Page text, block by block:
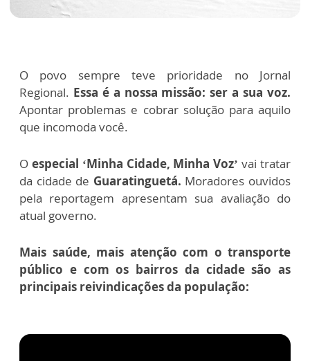
O povo sempre teve prioridade no Jornal
Regional. Essa é a nossa missão: ser a sua voz.
Apontar problemas e cobrar solução para aquilo
que incomoda você.
O especial ‘Minha Cidade, Minha Voz’vai tratar
da cidade de Guaratinguetá. Moradores ouvidos
pela reportagem apresentam sua avaliação do
atual governo.
Mais saúde, mais atenção com o transporte
público e com os bairros da cidade são as
principais reivindicações da população: